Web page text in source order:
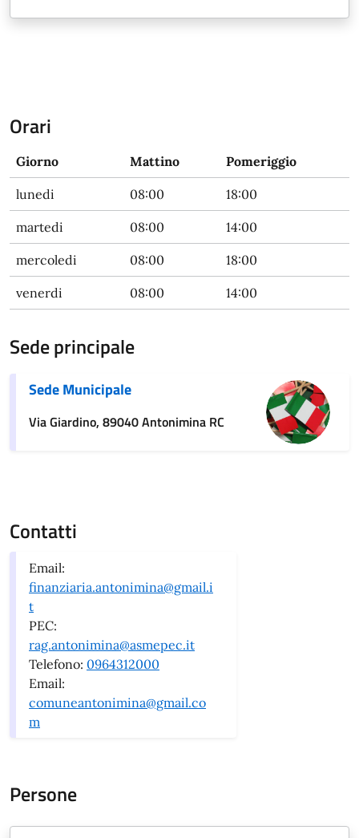
Orari
Giorno Mattino Pomeriggio
lunedi 08:00 18:00
martedi 08:00 14:00
mercoledi 08:00 18:00
venerdi 08:00 14:00
Sede principale
Sede Municipale
Via Giardino, 89040 Antonimina RC
Contatti
Email:
finanziaria.antonimina@gmail.i
t
PEC:
rag.antonimina@asmepec.it
Telefono: 0964312000
Email:
comuneantonimina@gmail.co
m
Persone